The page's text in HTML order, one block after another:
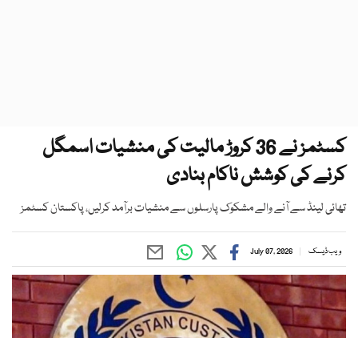
کسٹمز نے 36 کروڑ مالیت کی منشیات اسمگل
کرنے کی کوشش ناکام بنادی
تھائی لینڈ سے آنے والے مشکوک پارسلوں سے منشیات برآمد کرلیں، پاکستان کسٹمز
ویب ڈیسک July 07, 2026